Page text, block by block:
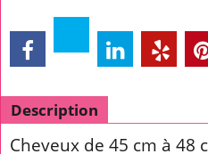
Description
Cheveux de 45 cm à 48